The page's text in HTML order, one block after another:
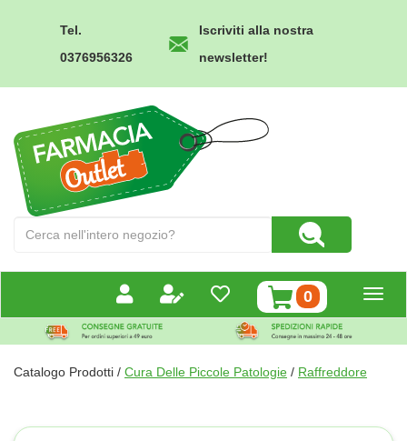
Tel.
0376956326
Iscriviti alla nostra
newsletter!
Outlet
Prodotto
Cerca Prodotto
0prodotti
inseriti
Catalogo Prodotti / Cura Delle Piccole Patologie / Raffreddore